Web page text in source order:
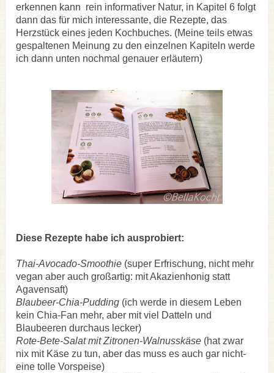
erkennen kann rein informativer Natur, in Kapitel 6 folgt
dann das für mich interessante, die Rezepte, das
Herzstück eines jeden Kochbuches. (Meine teils etwas
gespaltenen Meinung zu den einzelnen Kapiteln werde
ich dann unten nochmal genauer erläutern)
Diese Rezepte habe ich ausprobiert:
Thai-Avocado-Smoothie (super Erfrischung, nicht mehr
vegan aber auch großartig: mit Akazienhonig statt
Agavensaft)
Blaubeer-Chia-Pudding (ich werde in diesem Leben
kein Chia-Fan mehr, aber mit viel Datteln und
Blaubeeren durchaus lecker)
Rote-Bete-Salat mit Zitronen-Walnusskäse (hat zwar
nix mit Käse zu tun, aber das muss es auch gar nicht-
eine tolle Vorspeise)